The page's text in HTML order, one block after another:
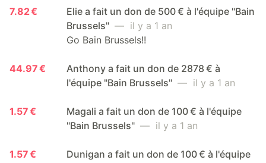
7.82 €
Elie a fait un don de 500 € à l'équipe "Bain
Brussels" — il y a 1 an
Go Bain Brussels!!
44.97 €
Anthony a fait un don de 2878 € à
l'équipe "Bain Brussels" — il y a 1 an
1.57 €
Magali a fait un don de 100 € à l'équipe
"Bain Brussels" — il y a 1 an
1.57 €
Dunigan a fait un don de 100 € à l'équipe